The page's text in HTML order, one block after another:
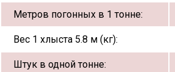
Метров погонных в 1 тонне:
Вес 1 хлыста 5.8 м (кг):
Штук в одной тонне: